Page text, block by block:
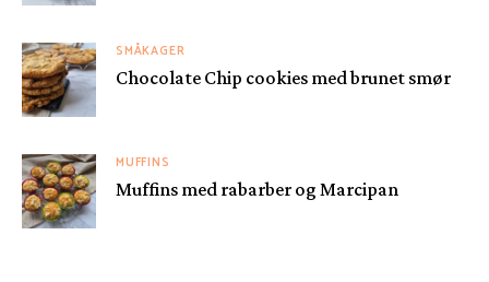
SMÅKAGER
Chocolate Chip cookies med brunet smør
MUFFINS
Muffins med rabarber og Marcipan